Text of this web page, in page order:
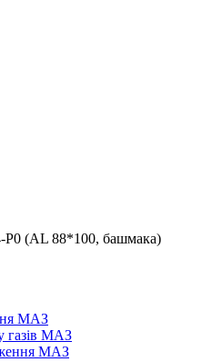
Р0 (AL 88*100, башмака)
МАЗ
газів МАЗ
МАЗ